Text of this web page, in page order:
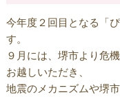
今年度２回目となる「
す。
９月には、堺市より危
お越しいただき、
地震のメカニズムや堺